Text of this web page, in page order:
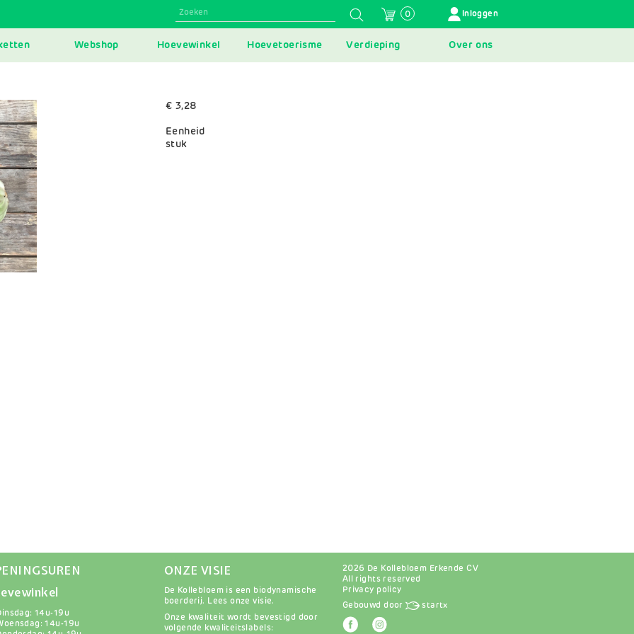
0 GEBRUIKERSMENU
Inloggen
Webshop Hoevewinkel Hoevetoerisme Verdieping Over ons
€ 3,28
Eenheid
stuk
14u-19u
14u-19u
ONZE VISIE
De Kollebloem is een biodynamische
boerderij. Lees onze visie.
Onze kwaliteit wordt bevestigd door
volgende kwaliteitslabels:
2026 De Kollebloem Erkende CV
All rights reserved
Privacy policy
Gebouwd door startx
AfbeeldingAfbeelding